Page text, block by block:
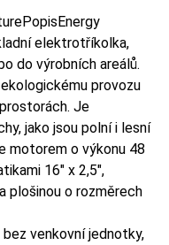
elektrotříkolka,
do výrobních areálů.
provozu
Je
jako jsou polní i lesní
motorem o výkonu 48
16″ x 2,5″,
plošinou o rozměrech
venkovní jednotky,